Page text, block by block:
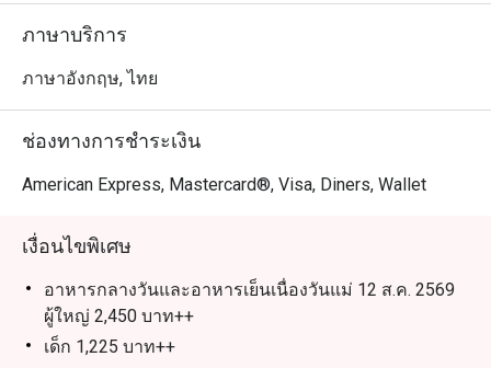
Orchid Cafe เป็นหนึ่งในร้านบุฟเฟ่ต์ยอดนิยมของกรุงเทพฯ ที่
เด่นด้วยคุณภาพอาหารที่สม่ำเสมอ บริการอบอุ่น และเมนูที่
หลากหลาย ครบทั้งซีฟู้ด ซูชิ อาหารไทย อินเดีย และ
นานาชาติ อีกทั้งยังเดินทางสะดวกใกล้สถานี BTS อโศกและ
การจองผ่านแอปหรือเว็บไซต์ Eatigo คือวิธีที่ชาญฉลาดที่สุด
ในการรับประทานอาหาร เพียงเลือกช่วงเวลาที่ต้องการ ก็
สามารถรับส่วนลดพิเศษตามช่วงเวลาได้สูงสุดถึง 50% จาก
ภาษาบริการ
ภาษาอังกฤษ, ไทย
ช่องทางการชำระเงิน
American Express, Mastercard®, Visa, Diners, Wallet
เงื่อนไขพิเศษ
อาหารกลางวันและอาหารเย็นเนื่องวันแม่ 12 ส.ค. 2569
ผู้ใหญ่ 2,450 บาท++
เด็ก 1,225 บาท++